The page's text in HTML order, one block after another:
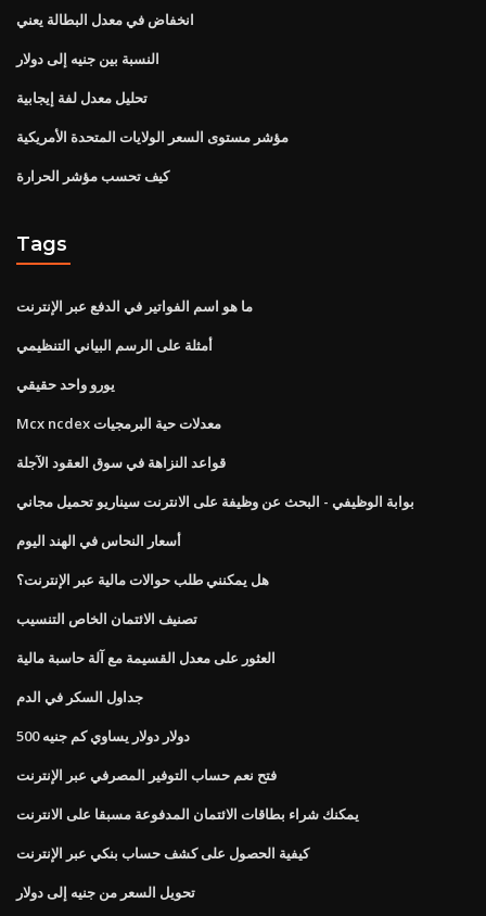
انخفاض في معدل البطالة يعني
النسبة بين جنيه إلى دولار
تحليل معدل لفة إيجابية
مؤشر مستوى السعر الولايات المتحدة الأمريكية
كيف تحسب مؤشر الحرارة
Tags
ما هو اسم الفواتير في الدفع عبر الإنترنت
أمثلة على الرسم البياني التنظيمي
يورو واحد حقيقي
Mcx ncdex معدلات حية البرمجيات
قواعد النزاهة في سوق العقود الآجلة
بوابة الوظيفي - البحث عن وظيفة على الانترنت سيناريو تحميل مجاني
أسعار النحاس في الهند اليوم
هل يمكنني طلب حوالات مالية عبر الإنترنت؟
تصنيف الائتمان الخاص التنسيب
العثور على معدل القسيمة مع آلة حاسبة مالية
جداول السكر في الدم
500 دولار دولار يساوي كم جنيه
فتح نعم حساب التوفير المصرفي عبر الإنترنت
يمكنك شراء بطاقات الائتمان المدفوعة مسبقا على الانترنت
كيفية الحصول على كشف حساب بنكي عبر الإنترنت
تحويل السعر من جنيه إلى دولار